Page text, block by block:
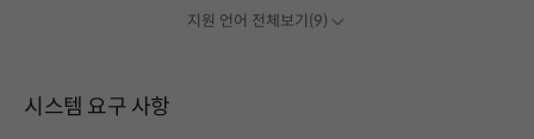
지원 언어 전체보기(9)
시스템 요구 사항